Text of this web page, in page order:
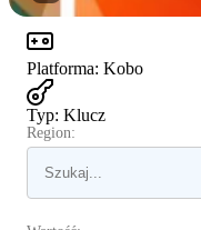
Platforma: Kobo
Typ: Klucz
Region: